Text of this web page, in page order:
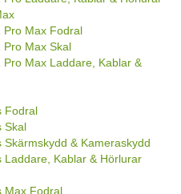
Pro Max Fodral
Pro Max Skal
Pro Max Laddare, Kablar &
Fodral
Skal
Skärmskydd & Kameraskydd
Laddare, Kablar & Hörlurar
Max Fodral